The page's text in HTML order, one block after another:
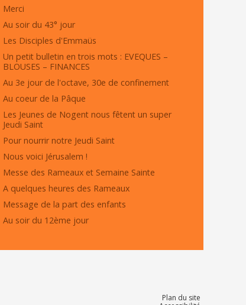
Merci
Au soir du 43° jour
Les Disciples d'Emmaüs
Un petit bulletin en trois mots : EVEQUES –
BLOUSES – FINANCES
Au 3e jour de l'octave, 30e de confinement
Au coeur de la Pâque
Les Jeunes de Nogent nous fêtent un super
Jeudi Saint
Pour nourrir notre Jeudi Saint
Nous voici Jérusalem !
Messe des Rameaux et Semaine Sainte
A quelques heures des Rameaux
Message de la part des enfants
Au soir du 12ème jour
Plan du site